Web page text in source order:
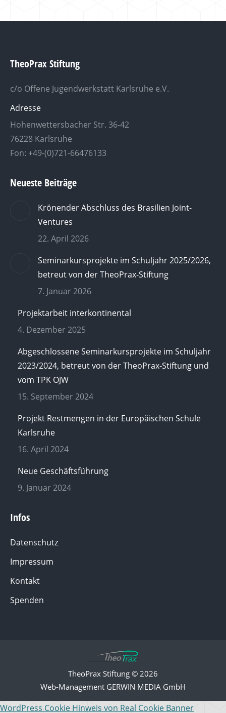
TheoPrax Stiftung
c/o Offene Jugendwerkstatt Karlsruhe e.V.
Adresse
Hohenwettersbacher Str. 36-42
76228 Karlsruhe
Fon: +49-(0)721-66476133
Neueste Beiträge
Krönender Abschluss des Brasilien Joint-
Ventures
22. April 2026
Seminarkursprojekte im Schuljahr 2025/2026,
betreut von der TheoPrax-Stiftung
7. Januar 2026
Projektarbeit interkontinental
4. Dezember 2025
Abgeschlossene Seminarkursprojekte im Schuljahr
2023/2024, betreut von der TheoPrax-Stiftung und
vom TPK OJW
15. September 2024
Projekt Restmengen in der Europäischen Schule
Karlsruhe
16. April 2024
Neue Geschäftsführung
9. Januar 2024
Infos
Datenschutz
Impressum
Kontakt
Spenden
TheoPrax Stiftung © 2026
Web-Management GERWIN MEDIA GmbH
WordPress Cookie Hinweis von Real Cookie Banner